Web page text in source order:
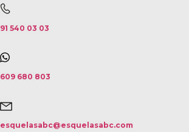
91 540 03 03
609 680 803
esquelasabc@esquelasabc.com